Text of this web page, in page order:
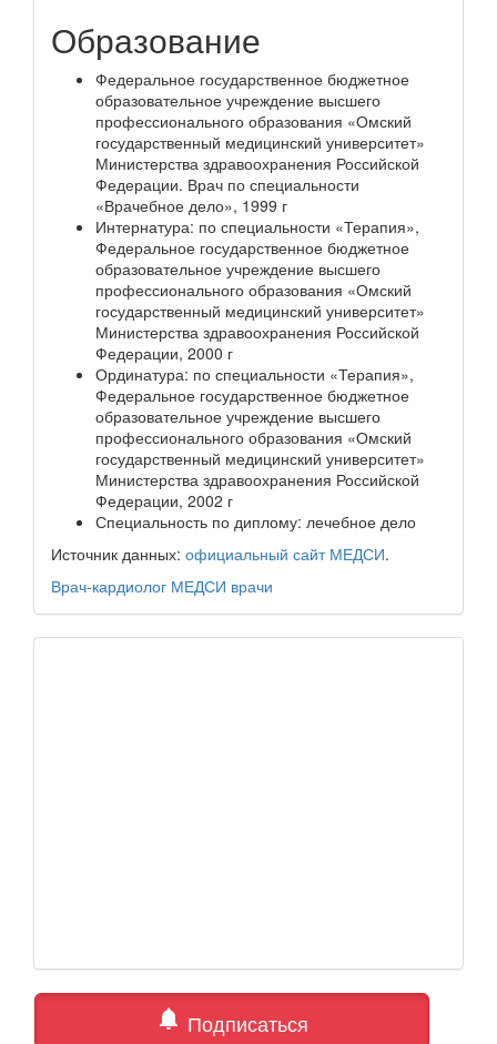
Образование
Федеральное государственное бюджетное
образовательное учреждение высшего
профессионального образования «Омский
государственный медицинский университет»
Министерства здравоохранения Российской
Федерации. Врач по специальности
«Врачебное дело», 1999 г
Интернатура: по специальности «Терапия»,
Федеральное государственное бюджетное
образовательное учреждение высшего
профессионального образования «Омский
государственный медицинский университет»
Министерства здравоохранения Российской
Федерации, 2000 г
Ординатура: по специальности «Терапия»,
Федеральное государственное бюджетное
образовательное учреждение высшего
профессионального образования «Омский
государственный медицинский университет»
Министерства здравоохранения Российской
Федерации, 2002 г
Специальность по диплому: лечебное дело
Источник данных: официальный сайт МЕДСИ.
Врач-кардиолог МЕДСИ врачи
notifications Подписаться